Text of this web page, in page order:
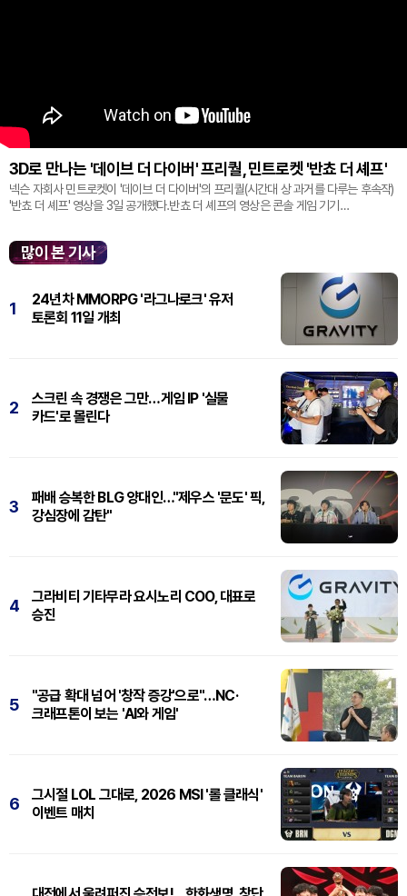
3D로 만나는 '데이브 더 다이버' 프리퀄, 민트로켓 '반쵸 더 셰프'
넥슨 자회사 민트로켓이 '데이브 더 다이버'의 프리퀄(시간대 상 과거를 다루는 후속작)
'반쵸 더 셰프' 영상을 3일 공개했다.반쵸 더 셰프의 영상은 콘솔 게임 기기
많이 본 기사
1
24년차 MMORPG '라그나로크' 유저
토론회 11일 개최
2
스크린 속 경쟁은 그만…게임 IP '실물
카드'로 몰린다
3
패배 승복한 BLG 양대인…"제우스 '문도' 픽,
강심장에 감탄"
4
그라비티 기타무라 요시노리 COO, 대표로
승진
5
"공급 확대 넘어 '창작 증강'으로"…NC·
크래프톤이 보는 'AI와 게임'
6
그시절 LOL 그대로, 2026 MSI '롤 클래식'
이벤트 매치